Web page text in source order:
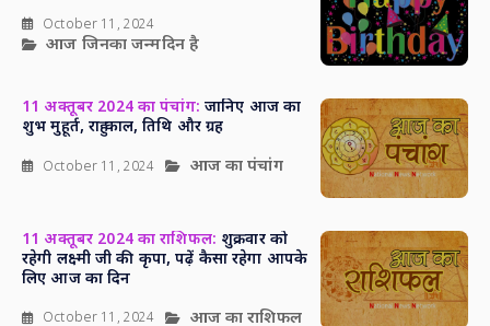
October 11, 2024
आज जिनका जन्मदिन है
11 अक्तूबर 2024 का पंचांग: जानिए आज का
शुभ मुहूर्त, राहु काल, तिथि और ग्रह
October 11, 2024 आज का पंचांग
11 अक्तूबर 2024 का राशिफल: शुक्रवार को
रहेगी लक्ष्मी जी की कृपा, पढ़ें कैसा रहेगा आपके
लिए आज का दिन
October 11, 2024 आज का राशिफल